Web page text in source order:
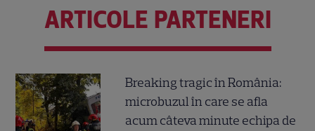
ARTICOLE PARTENERI
Breaking tragic în România:
microbuzul în care se afla
acum câteva minute echipa de